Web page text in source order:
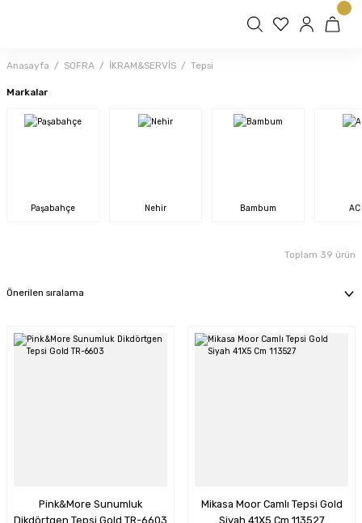
Anasayfa SOFRA İKRAM&SERVİS Tepsi
Markalar
Paşabahçe Nehir Bambum
Toplam 39 ürün
Pink&More Sunumluk
Dikdörtgen Tepsi Gold TR-6603
Mikasa Moor Camlı Tepsi Gold
Siyah 41X5 Cm 113527